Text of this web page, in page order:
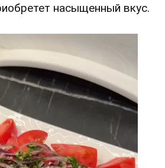
насыщенный вкус.